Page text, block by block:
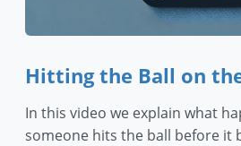
Hitting the Ball on
In this video we explain what
someone hits the ball before it